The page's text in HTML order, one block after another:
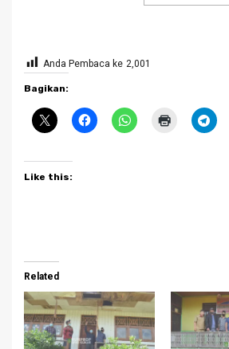
Anda Pembaca ke 2,001
Bagikan:
Like this:
Related